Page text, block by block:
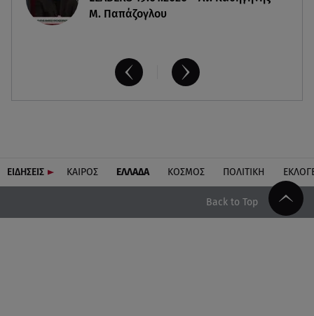
Μ. Παπάζογλου
ΕΙΔΗΣΕΙΣ ΚΑΙΡΟΣ ΕΛΛΑΔΑ ΚΟΣΜΟΣ ΠΟΛΙΤΙΚΗ
Back to Top